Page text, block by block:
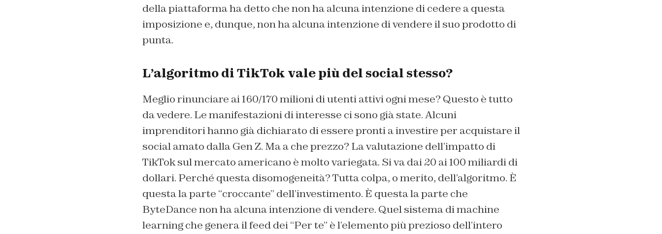
della piattaforma ha detto che non ha alcuna intenzione di cedere a questa
imposizione e, dunque, non ha alcuna intenzione di vendere il suo prodotto di
punta.
L’algoritmo di TikTok vale più del social stesso?
Meglio rinunciare ai 160/170 milioni di utenti attivi ogni mese? Questo è tutto
da vedere. Le manifestazioni di interesse ci sono già state. Alcuni
imprenditori hanno già dichiarato di essere pronti a investire per acquistare il
social amato dalla Gen Z. Ma a che prezzo? La valutazione dell’impatto di
TikTok sul mercato americano è molto variegata. Si va dai 20 ai 100 miliardi di
dollari. Perché questa disomogeneità? Tutta colpa, o merito, dell’algoritmo. È
questa la parte “croccante” dell’investimento. È questa la parte che
ByteDance non ha alcuna intenzione di vendere. Quel sistema di machine
learning che genera il feed dei “Per te” è l’elemento più prezioso dell’intero